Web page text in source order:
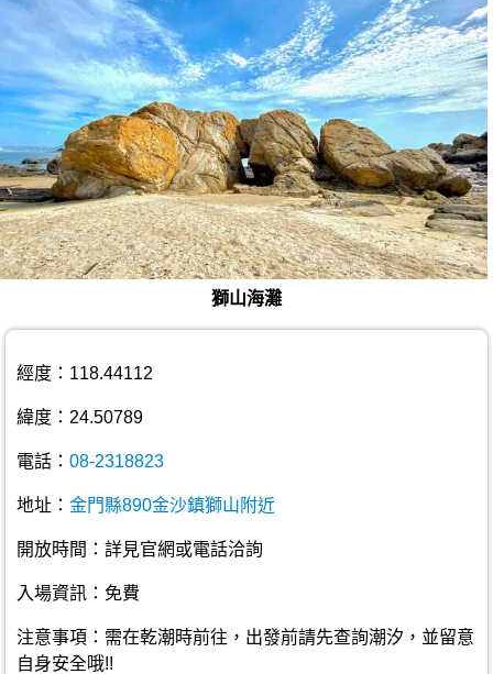
獅山海灘
經度：118.44112
緯度：24.50789
電話： 08-2318823
地址： 金門縣890金沙鎮獅山附近
開放時間：詳見官網或電話洽詢
入場資訊：免費
注意事項：需在乾潮時前往，出發前請先查詢潮汐，並留意
自身安全哦!!